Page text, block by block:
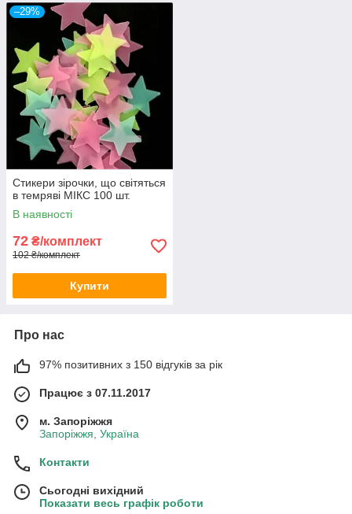
–29%
Стикери зірочки, що світяться
в темряві МІКС 100 шт.
В наявності
72 ₴/комплект
102 ₴/комплект
Купити
Про нас
97% позитивних з 150 відгуків за рік
Працює з 07.11.2017
м. Запоріжжя
Запоріжжя, Україна
Контакти
Сьогодні вихідний
Показати весь графік роботи